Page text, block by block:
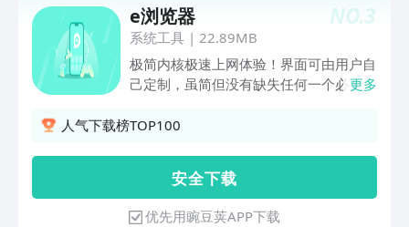
资源，体验强大搜索引擎，领取免费时令
水果，就快下载浏览器吧！ 联系我们 用
户反馈QQ群：271315713
NO.3
e浏览器
系统工具| 22.89MB
极简内核极速上网体验！界面可由用户自
己定制，虽简但没有缺失任何一个必要功
户可以通过标识不良广告的方式增加过滤
更多
人气下载榜TOP100
安 全 下 载
优先用豌豆荚APP下载